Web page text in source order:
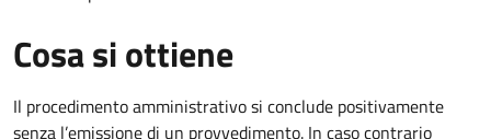
Cosa si ottiene
Il procedimento amministrativo si conclude positivamente
senza l’emissione di un provvedimento. In caso contrario